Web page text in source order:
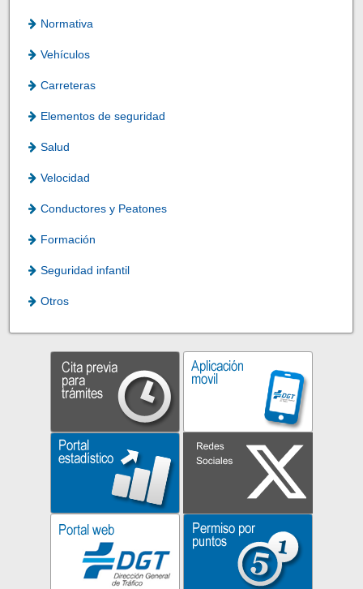
Normativa
Vehículos
Carreteras
Elementos de seguridad
Salud
Velocidad
Conductores y Peatones
Formación
Seguridad infantil
Otros